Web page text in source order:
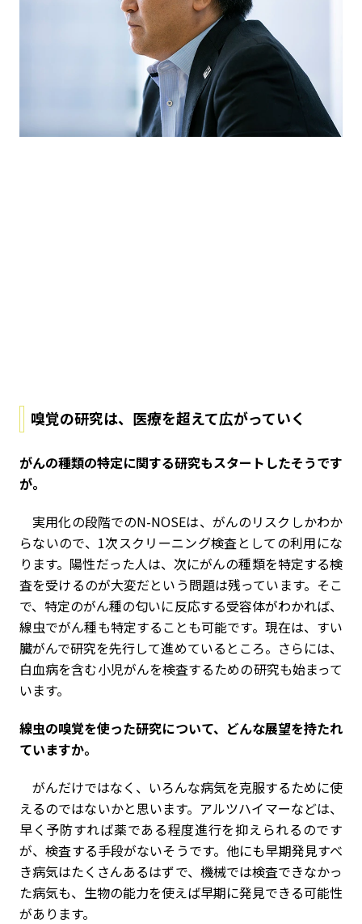
嗅覚の研究は、医療を超えて広がっていく
――がんの種類の特定に関する研究もスタートしたそうです
が。
実用化の段階でのN-NOSEは、がんのリスクしかわか
らないので、1次スクリーニング検査としての利用にな
ります。陽性だった人は、次にがんの種類を特定する検
査を受けるのが大変だという問題は残っています。そこ
で、特定のがん種の匂いに反応する受容体がわかれば、
線虫でがん種も特定することも可能です。現在は、すい
臓がんで研究を先行して進めているところ。さらには、
白血病を含む小児がんを検査するための研究も始まって
います。
――線虫の嗅覚を使った研究について、どんな展望を持たれ
ていますか。
がんだけではなく、いろんな病気を克服するために使
えるのではないかと思います。アルツハイマーなどは、
早く予防すれば薬である程度進行を抑えられるのです
が、検査する手段がないそうです。他にも早期発見すべ
き病気はたくさんあるはずで、機械では検査できなかっ
た病気も、生物の能力を使えば早期に発見できる可能性
があります。